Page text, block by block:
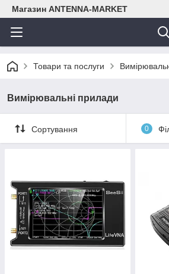
Магазин ANTENNA-MARKET
Товари та послуги
Вимірювальні прилади
Сортування 0